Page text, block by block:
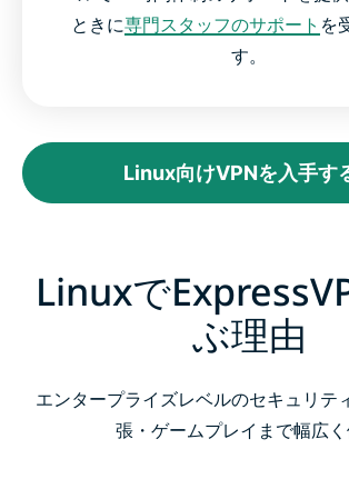
ときに専門スタッフのサポート を
す。
Linux向けVPNを入手す
Linuxで
ぶ理由
エンタープライズレベルのセキュリテ
張・ゲームプレイまで幅広